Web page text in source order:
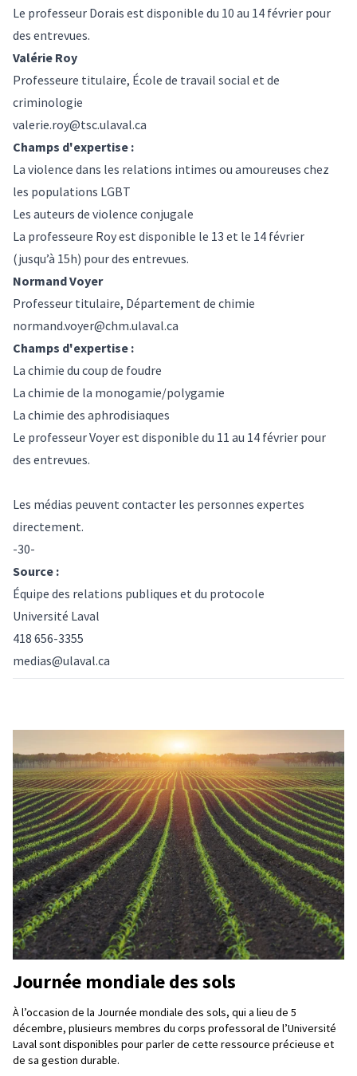
Le professeur Dorais est disponible du 10 au 14 février pour
des entrevues.
Valérie Roy
Professeure titulaire, École de travail social et de
criminologie
valerie.roy@tsc.ulaval.ca
Champs d'expertise :
La violence dans les relations intimes ou amoureuses chez
les populations LGBT
Les auteurs de violence conjugale
La professeure Roy est disponible le 13 et le 14 février
(jusqu’à 15h) pour des entrevues.
Normand Voyer
Professeur titulaire, Département de chimie
normand.voyer@chm.ulaval.ca
Champs d'expertise :
La chimie du coup de foudre
La chimie de la monogamie/polygamie
La chimie des aphrodisiaques
Le professeur Voyer est disponible du 11 au 14 février pour
des entrevues.
Les médias peuvent contacter les personnes expertes
directement.
-30-
Source :
Équipe des relations publiques et du protocole
Université Laval
418 656-3355
medias@ulaval.ca
Journée mondiale des sols
À l’occasion de la Journée mondiale des sols, qui a lieu de 5
décembre, plusieurs membres du corps professoral de l’Université
Laval sont disponibles pour parler de cette ressource précieuse et
de sa gestion durable.